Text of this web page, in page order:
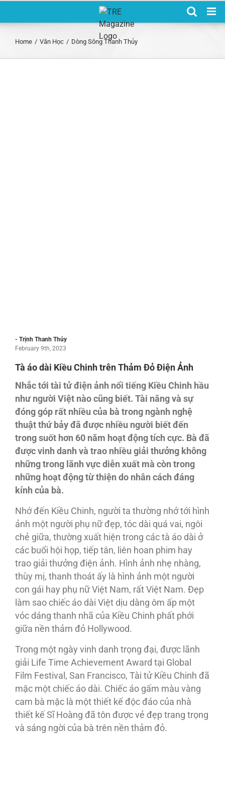
Home / Văn Học / Dòng Sông Thanh Thủy
- Trịnh Thanh Thủy
February 9th, 2023
Tà áo dài Kiều Chinh trên Thảm Đỏ Điện Ảnh
Nhắc tới tài tử điện ảnh nổi tiếng Kiều Chinh hầu
như người Việt nào cũng biết. Tài năng và sự
đóng góp rất nhiều của bà trong ngành nghệ
thuật thứ bảy đã được nhiều người biết đến
trong suốt hơn 60 năm hoạt động tích cực. Bà đã
được vinh danh và trao nhiều giải thưởng không
những trong lãnh vực diễn xuất mà còn trong
những hoạt động từ thiện do nhân cách đáng
kính của bà.
Nhớ đến Kiều Chinh, người ta thường nhớ tới hình
ảnh một người phụ nữ đẹp, tóc dài quá vai, ngôi
chẻ giữa, thường xuất hiện trong các tà áo dài ở
các buổi hội họp, tiếp tân, liên hoan phim hay
trao giải thưởng điện ảnh. Hình ảnh nhẹ nhàng,
thùy mị, thanh thoát ấy là hình ảnh một người
con gái hay phụ nữ Việt Nam, rất Việt Nam. Đẹp
làm sao chiếc áo dài Việt dịu dàng ôm ấp một
vóc dáng thanh nhã của Kiều Chinh phất phới
giữa nền thảm đỏ Hollywood.
Trong một ngày vinh danh trọng đại, được lãnh
giải Life Time Achievement Award tại Global
Film Festival, San Francisco, Tài tử Kiều Chinh đã
mặc một chiếc áo dài. Chiếc áo gấm màu vàng
cam bà mặc là một thiết kế độc đáo của nhà
thiết kế Sĩ Hoàng đã tôn được vẻ đẹp trang trọng
và sáng ngời của bà trên nền thảm đỏ.